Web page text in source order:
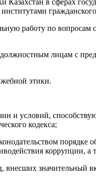
работу по вопросам
лицам с
этики.
и условий,
кодекса;
коррупции, а
значительный